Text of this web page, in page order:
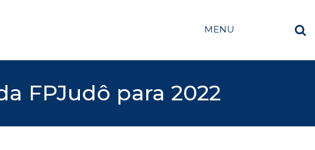
MENU
FPJudô para 2022